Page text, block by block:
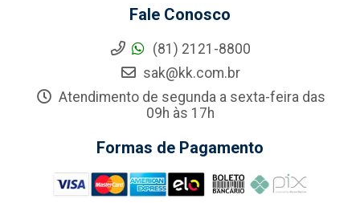
Fale Conosco
(81) 2121-8800
sak@kk.com.br
Atendimento de segunda a sexta-feira das
09h às 17h
Formas de Pagamento